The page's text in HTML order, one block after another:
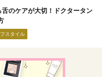
検索
のケアが大切！ドクタータン
スタイル